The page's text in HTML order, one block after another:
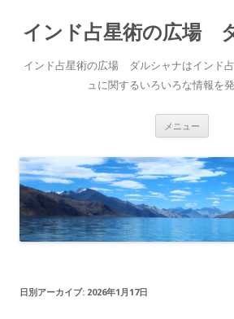
インド占星術の広場
インド占星術の広場 ダルシャナはインド
ュに関するいろいろな情報を
メニュー
ン
ツ
へ
ス
キ
ッ
プ
日別アーカイブ: 2026年1月17日